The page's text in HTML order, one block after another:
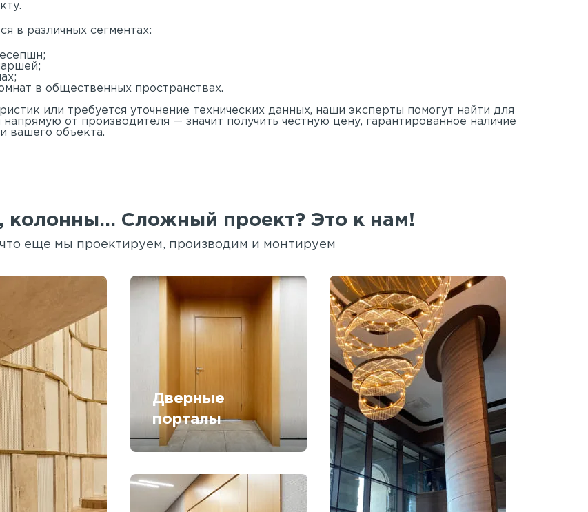
в различных сегментах:
в общественных пространствах.
или требуется уточнение технических данных, наши эксперты помогут найти для
от производителя — значит получить честную цену, гарантированное наличие
вашего объекта.
колонны... Сложный проект? Это к нам!
что еще мы проектируем, производим и монтируем
Дверные
порталы